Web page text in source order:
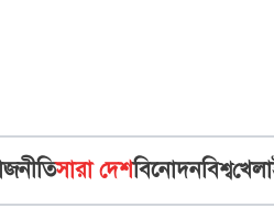
সারা দেশবিনোদনবিশ্বখেলা